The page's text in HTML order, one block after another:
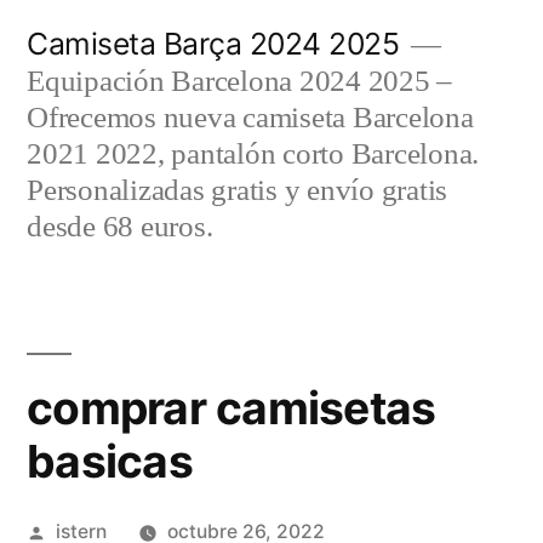
contenido
Camiseta Barça 2024 2025
Equipación Barcelona 2024 2025 –
Ofrecemos nueva camiseta Barcelona
2021 2022, pantalón corto Barcelona.
Personalizadas gratis y envío gratis
desde 68 euros.
comprar camisetas
basicas
Publicado
istern octubre 26, 2022